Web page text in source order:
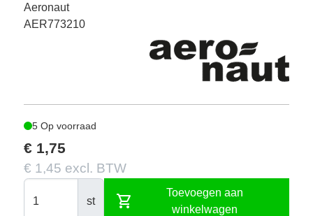
Aeronaut
AER773210
5 Op voorraad
€ 1,75
€ 1,45 excl. BTW
st shopping_cart
Toevoegen aan
winkelwagen